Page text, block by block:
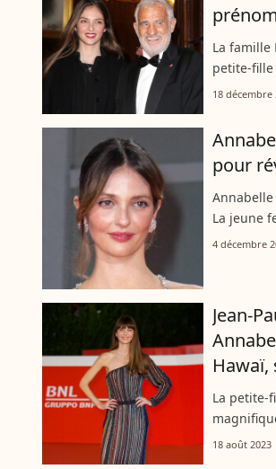
La famille
petite-fille
quittés le
18 décembre
pour
La jeune
4 décembre
Jean-
La petite-
Annabelle
18 août 2023